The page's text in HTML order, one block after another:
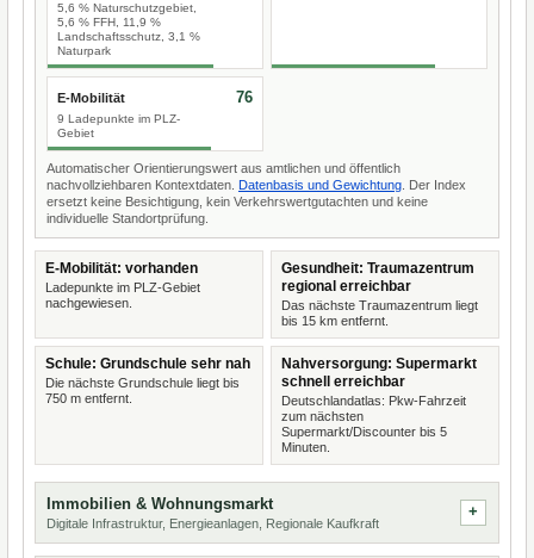
5,6 % Naturschutzgebiet,
5,6 % FFH, 11,9 %
Landschaftsschutz, 3,1 %
Naturpark
E-Mobilität
9 Ladepunkte im PLZ-
Gebiet
76
Automatischer Orientierungswert aus amtlichen und öffentlich
nachvollziehbaren Kontextdaten. Datenbasis und Gewichtung . Der Index
ersetzt keine Besichtigung, kein Verkehrswertgutachten und keine
individuelle Standortprüfung.
E-Mobilität: vorhanden
Ladepunkte im PLZ-Gebiet
nachgewiesen.
Gesundheit: Traumazentrum
regional erreichbar
Das nächste Traumazentrum liegt
bis 15 km entfernt.
Schule: Grundschule sehr nah
Die nächste Grundschule liegt bis
750 m entfernt.
Nahversorgung: Supermarkt
schnell erreichbar
Deutschlandatlas: Pkw-Fahrzeit
zum nächsten
Supermarkt/Discounter bis 5
Minuten.
Immobilien & Wohnungsmarkt
Digitale Infrastruktur, Energieanlagen, Regionale Kaufkraft